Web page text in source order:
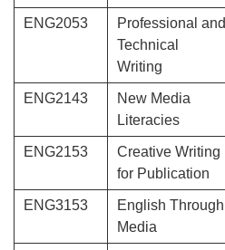
ENG2053
Professional and
Technical
Writing
ENG2143
New Media
Literacies
ENG2153
Creative Writing
for Publication
ENG3153
English Through
Media